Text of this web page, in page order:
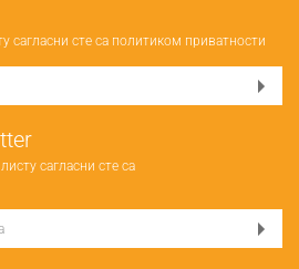
сагласни сте са политиком приватности
сагласни сте са